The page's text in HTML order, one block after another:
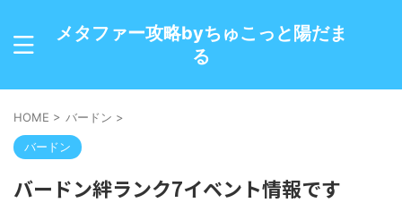
メタファー攻略byちゅこっと陽だま
る
HOME > バードン >
バードン
バードン絆ランク7イベント情報です